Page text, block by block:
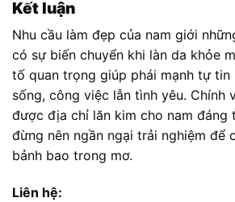
Kết luận
Nhu cầu làm đẹp của nam giới
có sự biến chuyển khi làn da khỏe
tố quan trọng giúp phái mạnh tự tin
sống, công việc lẫn tình yêu. Chính
được địa chỉ lăn kim cho nam đáng
đừng nên ngần ngại trải nghiệm để
bảnh bao trong mơ.
Liên hệ: